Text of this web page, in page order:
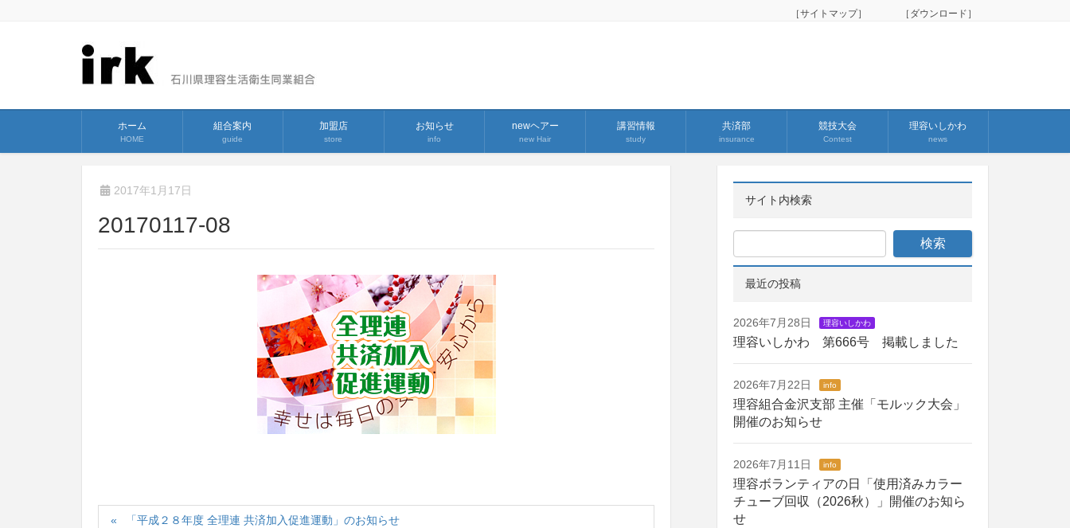
［サイトマップ］ ［ダウンロード］
ホーム
HOME
組合案内
guide
加盟店
store
お知らせ
info
newヘアー
new Hair
講習情報
study
共済部
insurance
競技大会
Contest
理容いしかわ
news
2017年1月17日
20170117-08
「平成２８年度 全理連 共済加入促進運動」のお知らせ
サイト内検索
最近の投稿
2026年7月28日 理容いしかわ
理容いしかわ 第666号 掲載しました
2026年7月22日 info
理容組合金沢支部 主催「モルック大会」
開催のお知らせ
2026年7月11日 info
理容ボランティアの日「使用済みカラー
チューブ回収（2026秋）」開催のお知ら
せ